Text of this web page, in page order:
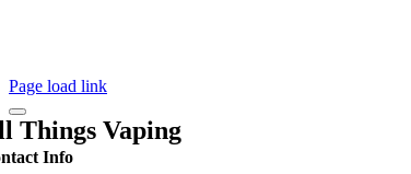
Page load link
Things Vaping
Info